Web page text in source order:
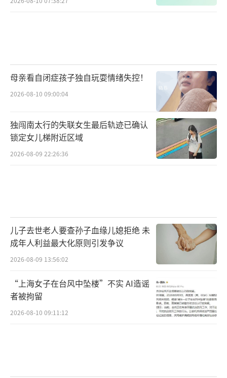
母亲看自闭症孩子独自玩耍情绪失控！
2026-08-10 09:00:04
独闯南太行的失联女生最后轨迹已确认
锁定女儿梯附近区域
2026-08-09 22:26:36
儿子去世老人要查孙子血缘儿媳拒绝 未
成年人利益最大化原则引发争议
2026-08-09 13:56:02
“上海女子在台风中坠楼”不实 AI造谣
者被拘留
2026-08-10 09:11:12